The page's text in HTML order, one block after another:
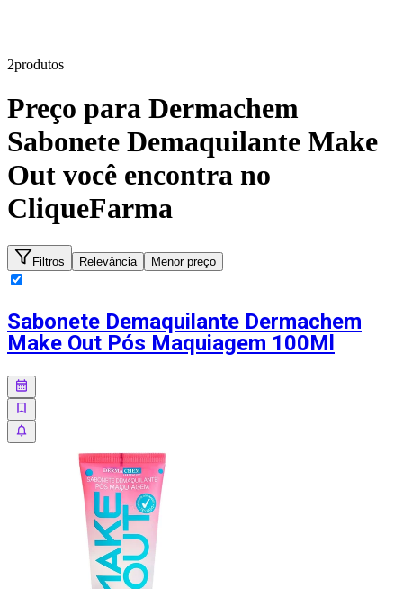
2produtos
Preço para Dermachem
Sabonete Demaquilante Make
Out você encontra no
CliqueFarma
Filtros Relevância Menor preço
Sabonete Demaquilante Dermachem
Make Out Pós Maquiagem 100Ml